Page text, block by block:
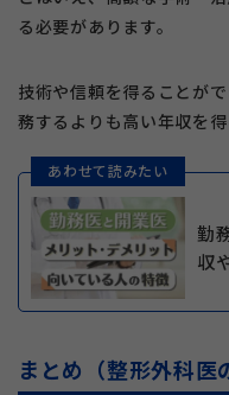
る必要があります。
技術や信頼を得ることが
務するよりも高い年収を得
あわせて読みたい
勤
収
まとめ（整形外科医